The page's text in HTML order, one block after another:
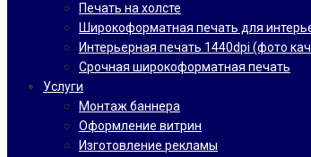
Печать на холсте
Широкоформатная печать для
Интерьерная печать 1440dpi (фото
Срочная широкоформатная печать
Услуги
Монтаж баннера
Оформление витрин
Изготовление рекламы